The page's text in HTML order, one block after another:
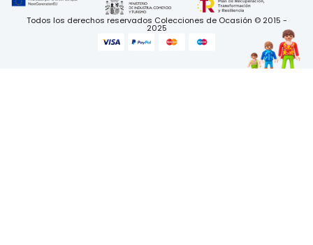
Todos los derechos reservados Colecciones de Ocasión © 2015 -
2025